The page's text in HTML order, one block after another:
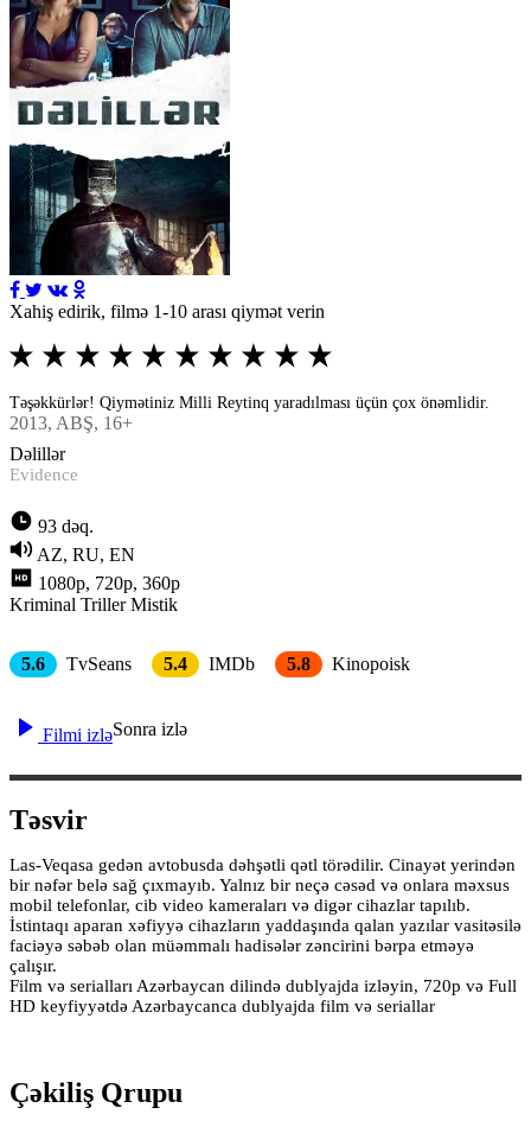
Xahiş edirik, filmə 1-10 arası qiymət verin
Təşəkkürlər! Qiymətiniz Milli Reytinq yaradılması üçün çox önəmlidir.
2013, ABŞ, 16+
Dəlillər
Evidence
93 dəq.
AZ, RU, EN
1080p, 720p, 360p
Kriminal Triller Mistik
5.6 TvSeans 5.4 IMDb 5.8 Kinopoisk
Filmi izləSonra izlə
Təsvir
Las-Veqasa gedən avtobusda dəhşətli qətl törədilir. Cinayət yerindən
bir nəfər belə sağ çıxmayıb. Yalnız bir neçə cəsəd və onlara məxsus
mobil telefonlar, cib video kameraları və digər cihazlar tapılıb.
İstintaqı aparan xəfiyyə cihazların yaddaşında qalan yazılar vasitəsilə
faciəyə səbəb olan müəmmalı hadisələr zəncirini bərpa etməyə
çalışır.
Film və serialları Azərbaycan dilində dublyajda izləyin, 720p və Full
HD keyfiyyətdə Azərbaycanca dublyajda film və seriallar
Çəkiliş Qrupu